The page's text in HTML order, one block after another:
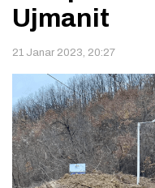
Ujmanit
21 Janar 2023, 20:27